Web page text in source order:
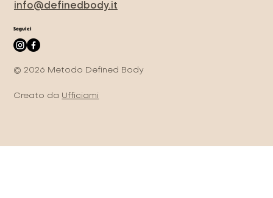
info@definedbody.it
Seguici
© 2026 Metodo Defined Body
Creato da Ufficiami